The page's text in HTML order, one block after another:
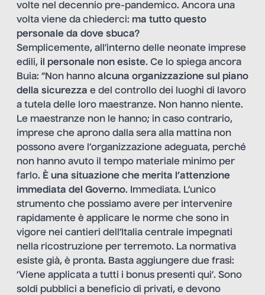
volte nel decennio pre-pandemico. Ancora una
volta viene da chiederci: ma tutto questo
personale da dove sbuca?
Semplicemente, all’interno delle neonate imprese
edili, il personale non esiste. Ce lo spiega ancora
Buia: “Non hanno alcuna organizzazione sul piano
della sicurezza e del controllo dei luoghi di lavoro
a tutela delle loro maestranze. Non hanno niente.
Le maestranze non le hanno; in caso contrario,
imprese che aprono dalla sera alla mattina non
possono avere l’organizzazione adeguata, perché
non hanno avuto il tempo materiale minimo per
farlo. È una situazione che merita l’attenzione
immediata del Governo. Immediata. L’unico
strumento che possiamo avere per intervenire
rapidamente è applicare le norme che sono in
vigore nei cantieri dell’Italia centrale impegnati
nella ricostruzione per terremoto. La normativa
esiste già, è pronta. Basta aggiungere due frasi:
‘Viene applicata a tutti i bonus presenti qui’. Sono
soldi pubblici a beneficio di privati, e devono